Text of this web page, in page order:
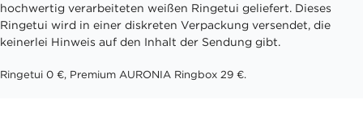
hochwertig verarbeiteten weißen Ringetui geliefert. Dieses
Ringetui wird in einer diskreten Verpackung versendet, die
keinerlei Hinweis auf den Inhalt der Sendung gibt.
Ringetui 0 €, Premium AURONIA Ringbox 29 €.